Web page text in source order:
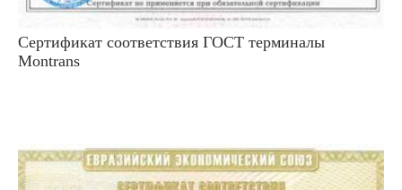
Сертификат соответствия ГОСТ терминалы
Montrans